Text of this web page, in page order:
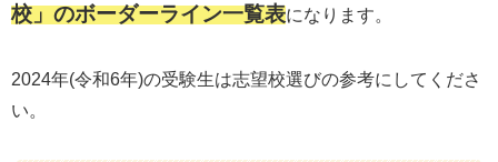
校」のボーダーライン一覧表になります。
2024年(令和6年)の受験生は志望校選びの参考にしてくださ
い。